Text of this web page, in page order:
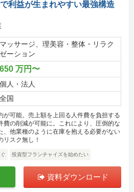
利益が生まれやすい最強構造
マッサージ、理美容・整体・リラク
ゼーション
650 万円〜
個人・法人
全国
が可能。売上額を上回る人件費を負担する
費の削減が可能に。これにより、圧倒的な
、他業種のように在庫を抱える必要がない
スク無し！
投資型フランチャイズを始めたい
資料ダウンロード